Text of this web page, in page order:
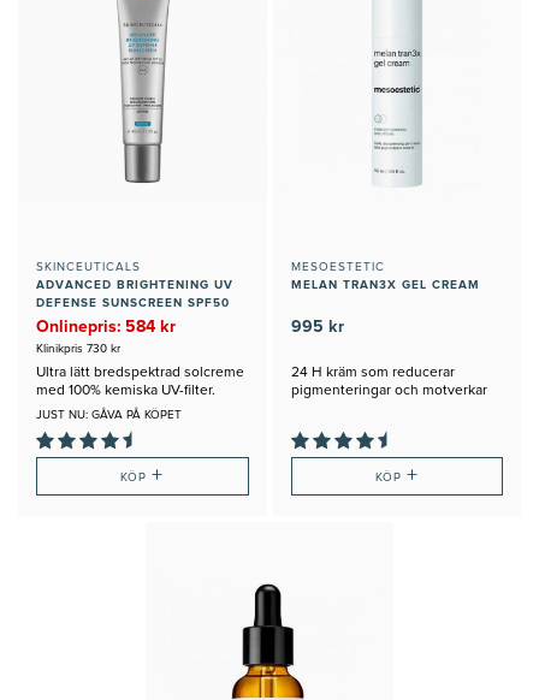
SKINCEUTICALS
ADVANCED BRIGHTENING UV
DEFENSE SUNSCREEN SPF50
Onlinepris: 584 kr
Klinikpris 730 kr
Ultra lätt bredspektrad solcreme
med 100% kemiska UV-filter.
JUST NU: GÅVA PÅ KÖPET
KÖP+
MESOESTETIC
MELAN TRAN3X GEL CREAM
995 kr
24 H kräm som reducerar
pigmenteringar och motverkar
KÖP +